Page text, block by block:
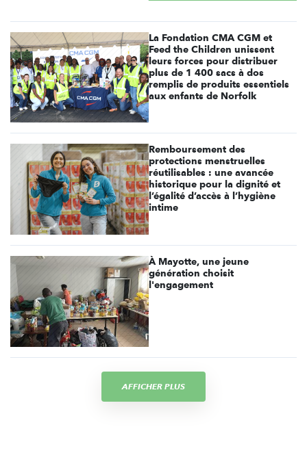
La Fondation CMA CGM et
Feed the Children unissent
leurs forces pour distribuer
plus de 1 400 sacs à dos
remplis de produits essentiels
aux enfants de Norfolk
Remboursement des
protections menstruelles
réutilisables : une avancée
historique pour la dignité et
l’égalité d’accès à l’hygiène
intime
À Mayotte, une jeune
génération choisit
l'engagement
AFFICHER PLUS